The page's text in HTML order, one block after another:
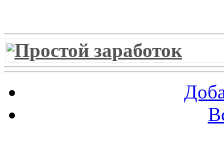
Простой заработок